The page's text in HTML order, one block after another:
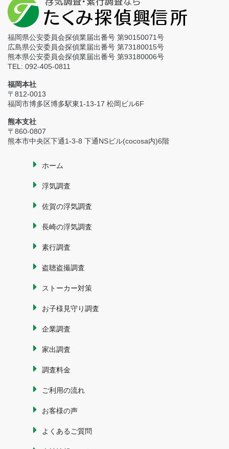
福岡県公安委員会探偵業届出番号 第90150071号
広島県公安委員会探偵業届出番号 第73180015号
熊本県公安委員会探偵業届出番号 第93180006号
TEL: 092-405-0811
福岡本社
〒812-0013
福岡市博多区博多駅東1-13-17 松岡ビル6F
熊本支社
〒860-0807
熊本市中央区下通1-3-8 下通NSビル(cocosa内)6階
ホーム
浮気調査
佐賀の浮気調査
長崎の浮気調査
素行調査
盗聴盗撮調査
ストーカー対策
お子様見守り調査
企業調査
家出調査
調査料金
ご利用の流れ
お客様の声
よくあるご質問